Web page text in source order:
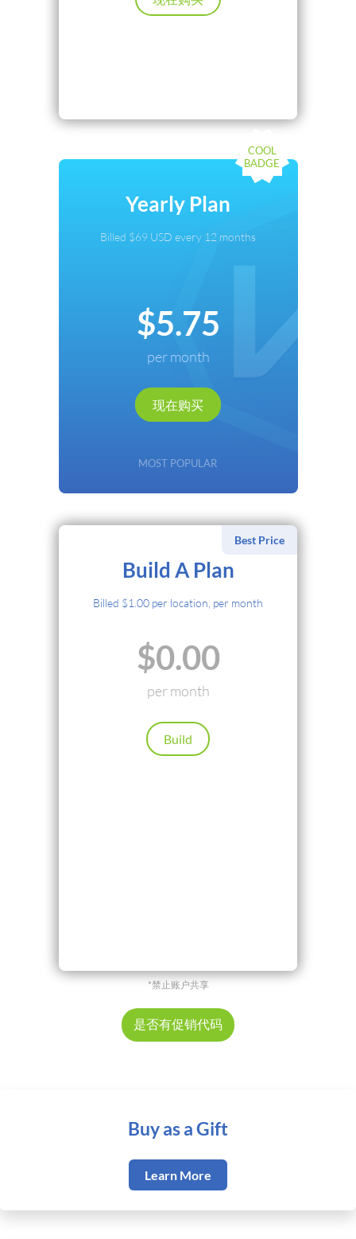
COOL
BADGE
Yearly Plan
Billed $69 USD every 12 months
$5.75
per month
现在购买
MOST POPULAR
Local Payments
继续
返回
Best Price
Build A Plan
Billed $1.00 per location, per month
$0.00
per month
Build
Cryptocurrency
Local Payments
Renews automatically. Cancel anytime.
*禁止账户共享
是否有促销代码
Buy as a Gift
Learn More